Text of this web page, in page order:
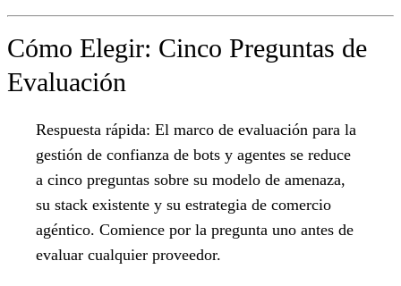
Cómo Elegir: Cinco Preguntas de
Evaluación
Respuesta rápida: El marco de evaluación para la
gestión de confianza de bots y agentes se reduce
a cinco preguntas sobre su modelo de amenaza,
su stack existente y su estrategia de comercio
agéntico. Comience por la pregunta uno antes de
evaluar cualquier proveedor.